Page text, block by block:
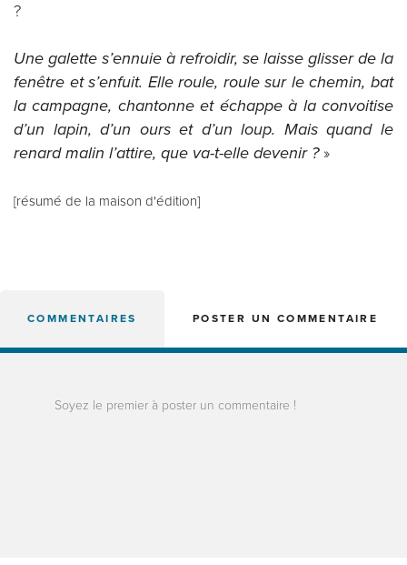
?
Une galette s’ennuie à refroidir, se laisse glisser de la
fenêtre et s’enfuit. Elle roule, roule sur le chemin, bat
la campagne, chantonne et échappe à la convoitise
d’un lapin, d’un ours et d’un loup. Mais quand le
renard malin l’attire, que va-t-elle devenir ?»
[résumé de la maison d'édition]
COMMENTAIRES POSTER UN COMMENTAIRE
Soyez le premier à poster un commentaire !